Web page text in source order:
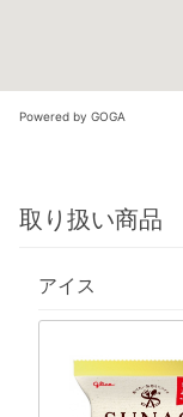
Powered by GOGA
取り扱い商品
アイス